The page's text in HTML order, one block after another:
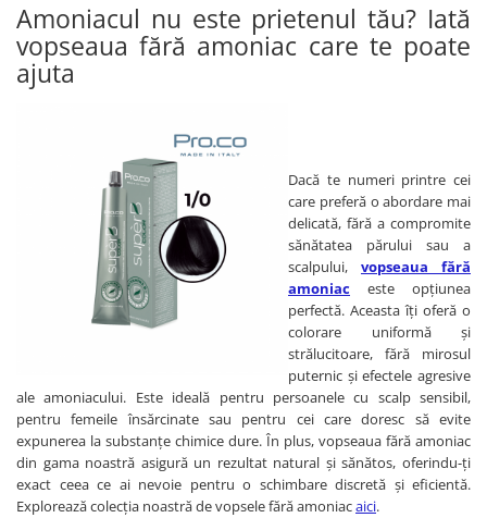
Amoniacul nu este prietenul tău? Iată
vopseaua fără amoniac care te poate
ajuta
Dacă te numeri printre cei
care preferă o abordare mai
delicată, fără a compromite
sănătatea părului sau a
scalpului, vopseaua fără
amoniac este opțiunea
perfectă. Aceasta îți oferă o
colorare uniformă și
strălucitoare, fără mirosul
puternic și efectele agresive
ale amoniacului. Este ideală pentru persoanele cu scalp sensibil,
pentru femeile însărcinate sau pentru cei care doresc să evite
expunerea la substanțe chimice dure. În plus, vopseaua fără amoniac
din gama noastră asigură un rezultat natural și sănătos, oferindu-ți
exact ceea ce ai nevoie pentru o schimbare discretă și eficientă.
Explorează colecția noastră de vopsele fără amoniacaici.